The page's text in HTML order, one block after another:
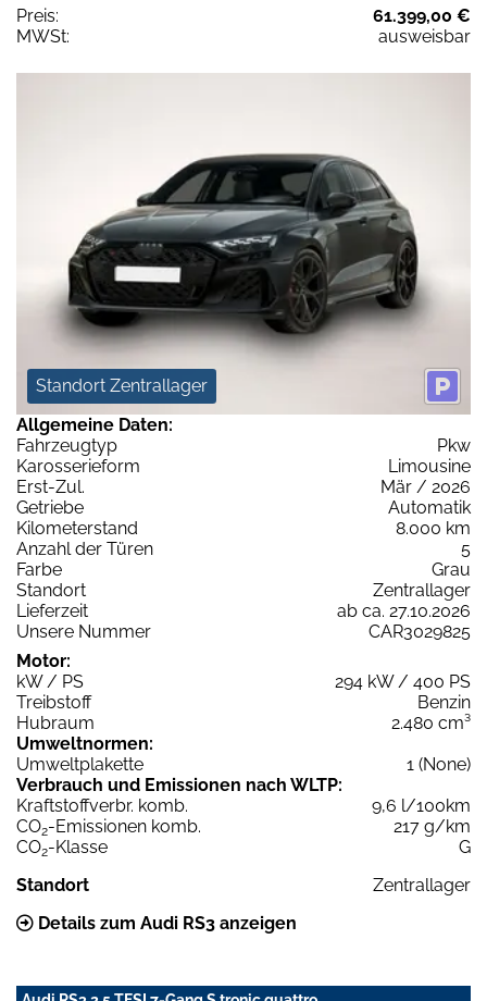
Preis:
61.399,00 €
MWSt:
ausweisbar
Standort Zentrallager
Allgemeine Daten:
Fahrzeugtyp
Pkw
Karosserieform
Limousine
Erst-Zul.
Mär / 2026
Getriebe
Automatik
Kilometerstand
8.000 km
Anzahl der Türen
5
Farbe
Grau
Standort
Zentrallager
Lieferzeit
ab ca. 27.10.2026
Unsere Nummer
CAR3029825
Motor:
kW / PS
294 kW / 400 PS
Treibstoff
Benzin
Hubraum
2.480 cm³
Umweltnormen:
Umweltplakette
1 (None)
Verbrauch und Emissionen nach WLTP:
Kraftstoffverbr. komb.
9,6 l/100km
CO2-Emissionen komb.
217 g/km
CO2-Klasse
G
Standort
Zentrallager
Details zum Audi RS3 anzeigen